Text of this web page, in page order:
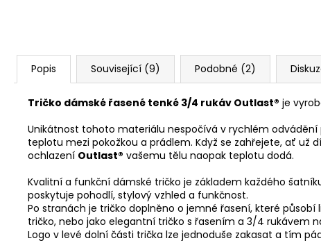
Popis Související (9) Podobné (2)
Tričko dámské řasené tenké 3/4 rukáv Outlast® je
Unikátnost tohoto materiálu nespočívá v rychlém
teplotu mezi pokožkou a prádlem. Když se zahřejete, ať už
ochlazení Outlast® vašemu tělu naopak teplotu dodá.
Kvalitní a funkční dámské tričko je základem každého
poskytuje pohodlí, stylový vzhled a funkčnost.
Po stranách je tričko doplněno o jemné řasení, které
tričko, nebo jako elegantní tričko s řasením a 3/4 rukávem
Logo v levé dolní části trička lze jednoduše zakasat a tím